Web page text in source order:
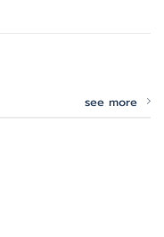
see more